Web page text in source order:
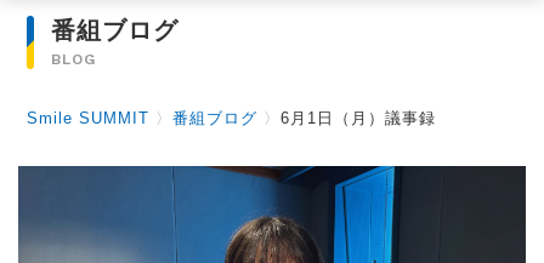
番組ブログ
BLOG
Smile SUMMIT 〉番組ブログ 〉6月1日（月）議事録